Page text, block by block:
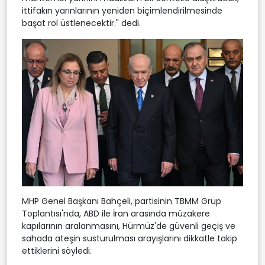
ittifakın yarınlarının yeniden biçimlendirilmesinde
başat rol üstlenecektir." dedi.
MHP Genel Başkanı Bahçeli, partisinin TBMM Grup
Toplantısı'nda, ABD ile İran arasında müzakere
kapılarının aralanmasını, Hürmüz'de güvenli geçiş ve
sahada ateşin susturulması arayışlarını dikkatle takip
ettiklerini söyledi.